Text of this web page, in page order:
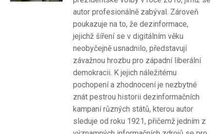
autor profesionálně zabýval. Zároveň
poukazuje na to, že dezinformace,
jejichž šíření se v digitálním věku
neobyčejně usnadnilo, představují
závažnou hrozbu pro západní liberální
demokracii. K jejich náležitému
pochopení a zhodnocení je nezbytné
znát pestrou historii dezinformačních
kampaní různých států, kterou autor
sleduje od roku 1921, přičemž jedním z